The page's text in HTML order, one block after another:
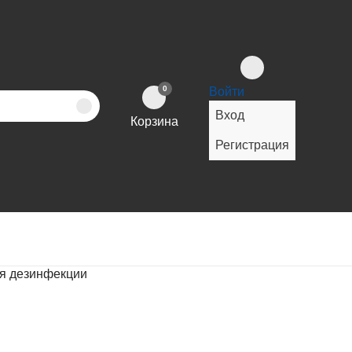
0
Корзина
Войти
Вход
Регистрация
дезинфекции